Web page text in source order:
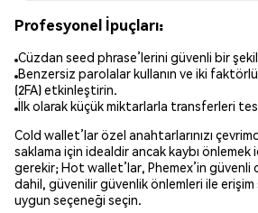
Profesyonel İpuçları:
Cüzdan seed phrase’lerini güvenli bir
Benzersiz parolalar kullanın ve iki
(2FA) etkinleştirin.
İlk olarak küçük miktarlarla transferleri
Cold wallet’lar özel anahtarlarınızı
saklama için idealdir ancak kaybı önlemek
gerekir; Hot wallet’lar, Phemex’in
dahil, güvenilir güvenlik önlemleri ile erişim
uygun seçeneği seçin.